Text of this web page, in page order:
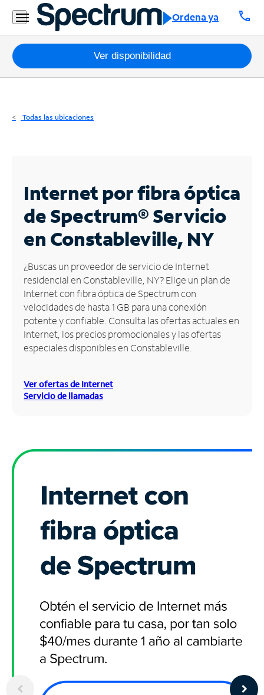
Ordena ya call
Residencial
Business
Paquetes
Internet
Business
Contáctanos
Inglés
Administrar
cuenta
Encuentra
una
tienda
Ver disponibilidad
Todas las ubicaciones
Internet por fibra óptica
de Spectrum®Servicio
en Constableville, NY
¿Buscas un proveedor de servicio de Internet
residencial en Constableville, NY? Elige un plan de
Internet con fibra óptica de Spectrum con
velocidades de hasta 1 GB para una conexión
potente y confiable. Consulta las ofertas actuales en
Internet, los precios promocionales y las ofertas
especiales disponibles en Constableville.
Ver ofertas de Internet
Servicio de llamadas